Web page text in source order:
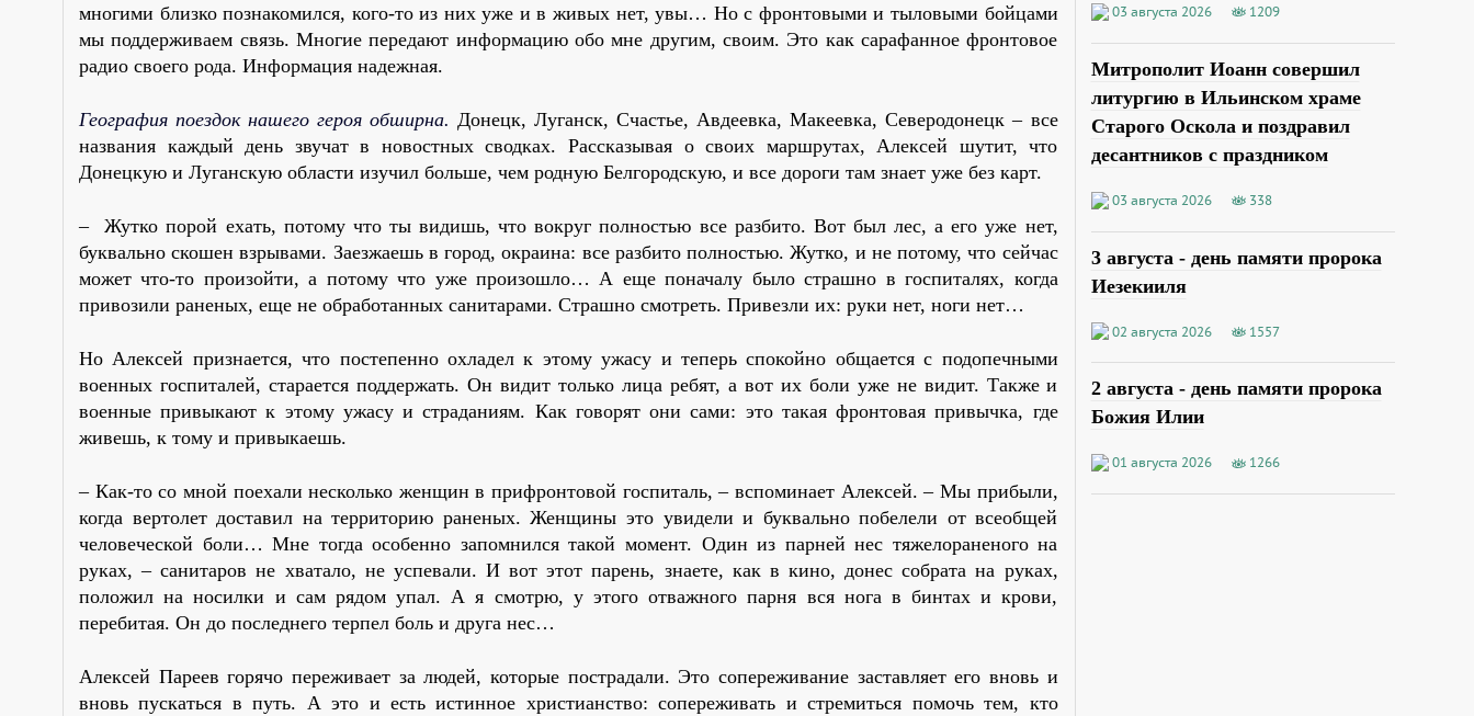
многими близко познакомился, кого-то из них уже и в живых нет, увы… Но с фронтовыми и тыловыми бойцами
мы поддерживаем связь. Многие передают информацию обо мне другим, своим. Это как сарафанное фронтовое
радио своего рода. Информация надежная.
География поездок нашего героя обширна. Донецк, Луганск, Счастье, Авдеевка, Макеевка, Северодонецк – все
названия каждый день звучат в новостных сводках. Рассказывая о своих маршрутах, Алексей шутит, что
Донецкую и Луганскую области изучил больше, чем родную Белгородскую, и все дороги там знает уже без карт.
– Жутко порой ехать, потому что ты видишь, что вокруг полностью все разбито. Вот был лес, а его уже нет,
буквально скошен взрывами. Заезжаешь в город, окраина: все разбито полностью. Жутко, и не потому, что сейчас
может что-то произойти, а потому что уже произошло… А еще поначалу было страшно в госпиталях, когда
привозили раненых, еще не обработанных санитарами. Страшно смотреть. Привезли их: руки нет, ноги нет…
Но Алексей признается, что постепенно охладел к этому ужасу и теперь спокойно общается с подопечными
военных госпиталей, старается поддержать. Он видит только лица ребят, а вот их боли уже не видит. Также и
военные привыкают к этому ужасу и страданиям. Как говорят они сами: это такая фронтовая привычка, где
живешь, к тому и привыкаешь.
– Как-то со мной поехали несколько женщин в прифронтовой госпиталь, – вспоминает Алексей. – Мы прибыли,
когда вертолет доставил на территорию раненых. Женщины это увидели и буквально побелели от всеобщей
человеческой боли… Мне тогда особенно запомнился такой момент. Один из парней нес тяжелораненого на
руках, – санитаров не хватало, не успевали. И вот этот парень, знаете, как в кино, донес собрата на руках,
положил на носилки и сам рядом упал. А я смотрю, у этого отважного парня вся нога в бинтах и крови,
перебитая. Он до последнего терпел боль и друга нес…
Алексей Пареев горячо переживает за людей, которые пострадали. Это сопереживание заставляет его вновь и
вновь пускаться в путь. А это и есть истинное христианство: сопереживать и стремиться помочь тем, кто
03 августа 2026 1209
Митрополит Иоанн совершил
литургию в Ильинском храме
Старого Оскола и поздравил
десантников с праздником
03 августа 2026 338
3 августа - день памяти пророка
Иезекииля
02 августа 2026 1557
2 августа - день памяти пророка
Божия Илии
01 августа 2026 1266